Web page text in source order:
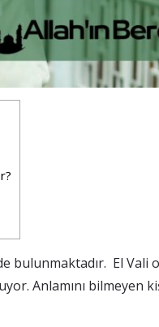
bulunmaktadır. El Vali
Anlamını bilmeyen